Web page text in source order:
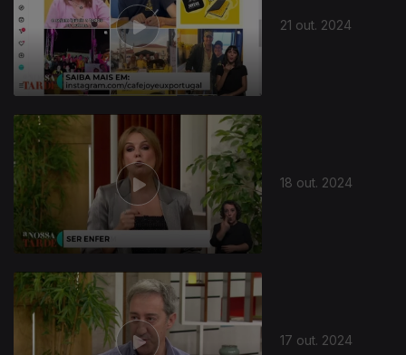
21 out. 2024
18 out. 2024
17 out. 2024